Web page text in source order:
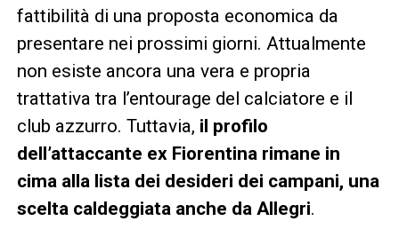
fattibilità di una proposta economica da
presentare nei prossimi giorni. Attualmente
non esiste ancora una vera e propria
trattativa tra l’entourage del calciatore e il
club azzurro. Tuttavia, il profilo
dell’attaccante ex Fiorentina rimane in
cima alla lista dei desideri dei campani, una
scelta caldeggiata anche da Allegri.